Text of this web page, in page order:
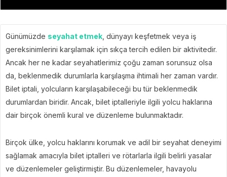
Günümüzde seyahat etmek , dünyayı keşfetmek veya iş
gereksinimlerini karşılamak için sıkça tercih edilen bir aktivitedir.
Ancak her ne kadar seyahatlerimiz çoğu zaman sorunsuz olsa
da, beklenmedik durumlarla karşılaşma ihtimali her zaman vardır.
Bilet iptali, yolcuların karşılaşabileceği bu tür beklenmedik
durumlardan biridir. Ancak, bilet iptalleriyle ilgili yolcu haklarına
dair birçok önemli kural ve düzenleme bulunmaktadır.
Birçok ülke, yolcu haklarını korumak ve adil bir seyahat deneyimi
sağlamak amacıyla bilet iptalleri ve rötarlarla ilgili belirli yasalar
ve düzenlemeler geliştirmiştir. Bu düzenlemeler, havayolu